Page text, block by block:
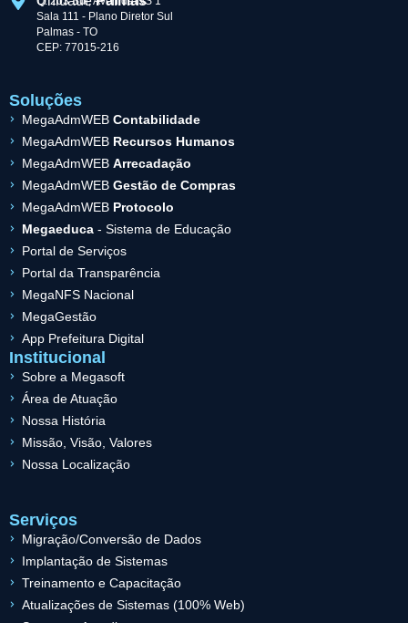
Sala 111 - Plano Diretor Sul
Palmas - TO
CEP: 77015-216
Soluções
MegaAdmWEB Contabilidade
MegaAdmWEB Recursos Humanos
MegaAdmWEB Arrecadação
MegaAdmWEB Gestão de Compras
MegaAdmWEB Protocolo
Megaeduca- Sistema de Educação
Portal de Serviços
Portal da Transparência
MegaNFS Nacional
MegaGestão
App Prefeitura Digital
Institucional
Sobre a Megasoft
Área de Atuação
Nossa História
Missão, Visão, Valores
Nossa Localização
Serviços
Migração/Conversão de Dados
Implantação de Sistemas
Treinamento e Capacitação
Atualizações de Sistemas (100% Web)